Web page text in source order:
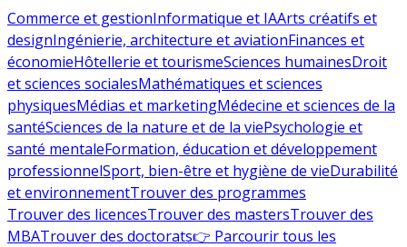
Commerce et gestionInformatique et IAArts créatifs et
designIngénierie, architecture et aviationFinances et
économieHôtellerie et tourismeSciences humainesDroit
et sciences socialesMathématiques et sciences
physiquesMédias et marketingMédecine et sciences de la
santéSciences de la nature et de la viePsychologie et
santé mentaleFormation, éducation et développement
professionnelSport, bien-être et hygiène de vieDurabilité
et environnementTrouver des programmes
Trouver des licencesTrouver des mastersTrouver des
MBATrouver des doctorats👉 Parcourir tous les